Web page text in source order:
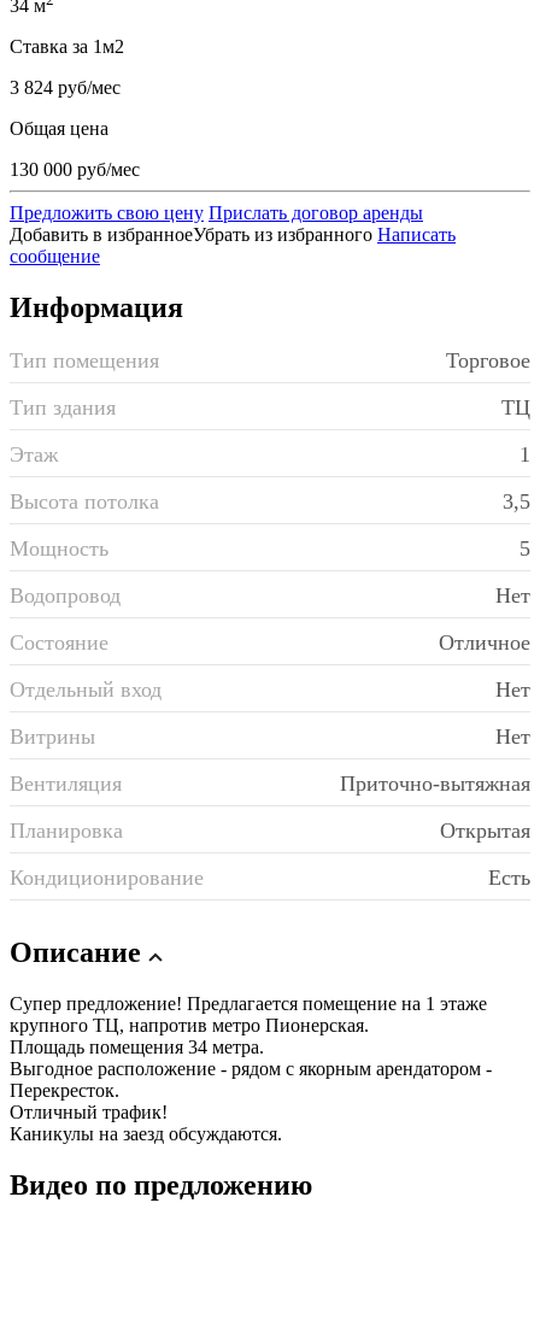
34 м
Ставка за 1м2
3 824 руб/мес
Общая цена
130 000 руб/мес
Предложить свою цену Прислать договор аренды
Добавить в избранноеУбрать из избранного Написать
сообщение
Информация
Тип помещения
Торговое
Тип здания
ТЦ
Этаж
1
Высота потолка
3,5
Мощность
5
Водопровод
Нет
Состояние
Отличное
Отдельный вход
Нет
Витрины
Нет
Вентиляция
Приточно-вытяжная
Планировка
Открытая
Кондиционирование
Есть
Описание
Супер предложение! Предлагается помещение на 1 этаже
крупного ТЦ, напротив метро Пионерская.
Площадь помещения 34 метра.
Выгодное расположение - рядом с якорным арендатором -
Перекресток.
Отличный трафик!
Каникулы на заезд обсуждаются.
Видео по предложению